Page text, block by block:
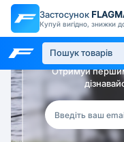
Застосунок
Купуй вигідно, знижки
Отримуй